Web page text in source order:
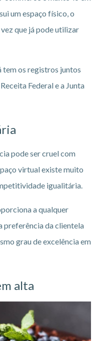
um espaço físico, o
que já pode utilizar
tem os registros juntos
Federal e a Junta
pode ser cruel com
virtual existe muito
igualitária.
a qualquer
preferência da clientela
grau de excelência em
alta